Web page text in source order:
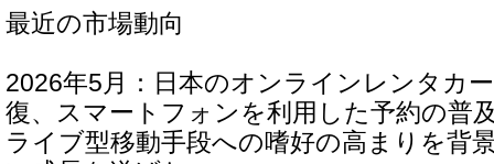
最近の市場動向
2026年5月：日本のオンラインレンタカ
復、スマートフォンを利用した予約の普
ライブ型移動手段への嗜好の高まりを背